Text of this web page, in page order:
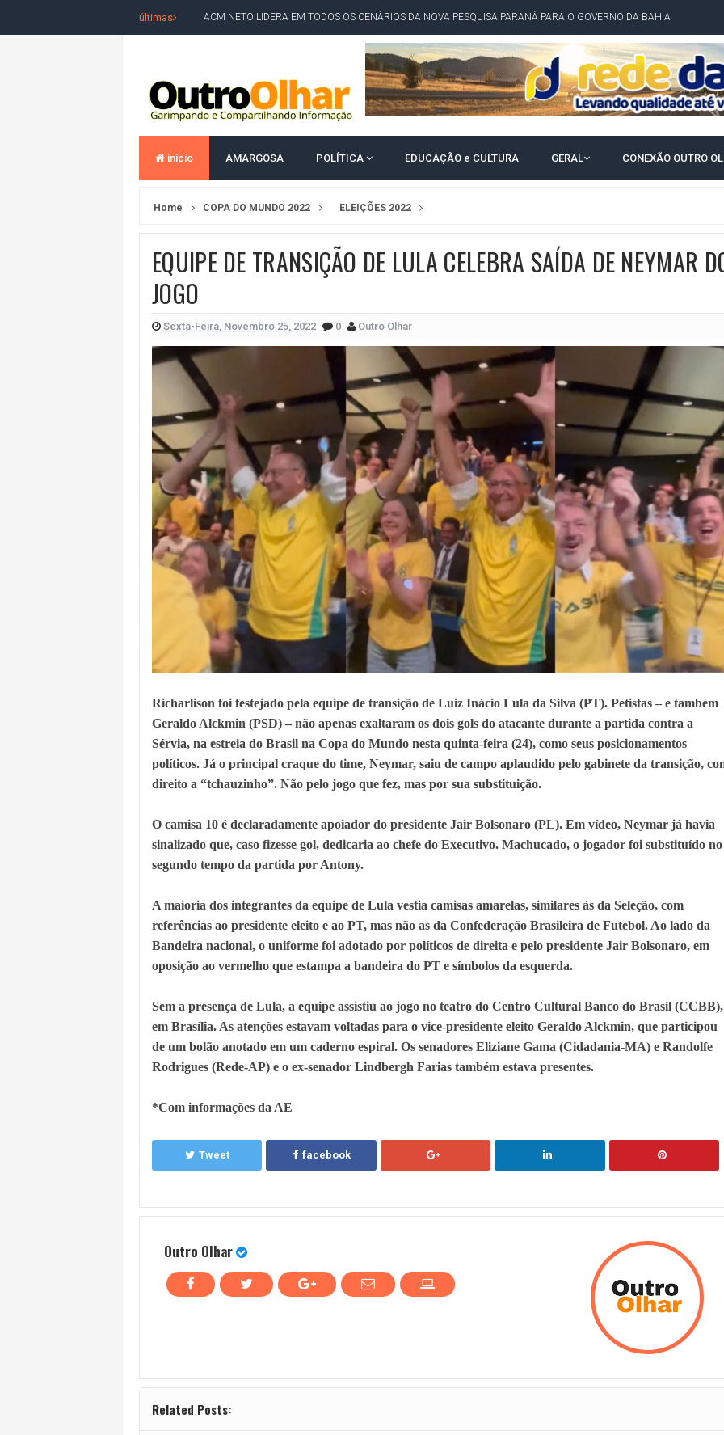
últimas ACM NETO LIDERA EM TODOS OS CENÁRIOS DA NOVA PESQUISA PARANÁ PARA O GOVERNO DA BAHIA
LEVARAM CELULARES: Prefeito e presidente de Câmara são furtados em convenção do PT na Bahia
CONVENÇÃO DO PT MARCA INÍCIO DA CAMPANHA DE JERÔNIMO COM DISCURSO MODERADO DE LULA
REDES SOCIAIS REFLETEM DISPUTA PELO GOVERNO DA BAHIA COM VANTAGEM PARA ACM NETO EM ENQUETES
OUTRO OLHAR SE SOLIDARIZA COM A PRÓ LYGIA E FAMILIARES PELO FALECIMENTO DO SR. CORI
VÍTIMA DE HOMICÍDIO EM SALVADOR, LORAN PRAZERES FOI MORADOR DE AMARGOSA E ESTUDANTE DA UFRB
5. DEUS, SENHOR DO TEMPO E DA INFINITA MISERICÓRDIA
JERÔNIMO LIDERA REJEIÇÃO NA BAHIA COM 40%; ACM NETO TEM 30%, DIZ PESQUISA
MORADOR DENUNCIA OBSTÁCULOS EM CALÇADAS E COBRA MAIS ACESSIBILIDADE EM AMARGOSA
BAHIA TEM 23 CIDADES COM MAIS ELEITORES DO QUE HABITANTES; MUNIZ FERREIRA ESTÁ ENTRE ELAS
VAN ESCOLAR CAI EM RIO, MAS TODAS AS CRIANÇAS RECEBEM ALTA E PASSAM BEM APÓS ACIDENTE EM
LULA E FLÁVIO BOLSONARO EMPATAM TECNICAMENTE NO 2º TURNO, DIZ PESQUISA
BAHIA E CORINTHIANS EMPATAM EM JOGO PEGADO NA ARENA FONTE NOVA
VITÓRIA PERDE PARA O REMO E SE COMPLICA NA TABELA DO BRASILEIRÃO
ELEIÇÕES NA BAHIA: PSOL E REDE OFICIALIZAM CHAPA PURA COM RONALDO MANSUR E MEIRE REIS
BAHIA TEM PIOR DESEMPENHO DO NORDESTE NO ENSINO MÉDIO E LANTERNA NACIONAL NO ENSINO
MILEI CHAMA LULA DE "LADRÃO E CORRUPTO" E ELEVA TENSÃO DIPLOMÁTICA ENTRE BRASIL E ARGENTINA
início AMARGOSA POLÍTICA EDUCAÇÃO e CULTURA GERAL CONEXÃO OUTRO
Home COPA DO MUNDO 2022 ELEIÇÕES 2022
EQUIPE DE TRANSIÇÃO DE LULA CELEBRA SAÍDA DE NEYMAR
JOGO
Sexta-Feira, Novembro 25, 2022 0 Outro Olhar
Richarlison foi festejado pela equipe de transição de Luiz Inácio Lula da Silva (PT). Petistas – e também
Geraldo Alckmin (PSD) – não apenas exaltaram os dois gols do atacante durante a partida contra a
Sérvia, na estreia do Brasil na Copa do Mundo nesta quinta-feira (24), como seus posicionamentos
políticos. Já o principal craque do time, Neymar, saiu de campo aplaudido pelo gabinete da transição,
direito a “tchauzinho”. Não pelo jogo que fez, mas por sua substituição.
O camisa 10 é declaradamente apoiador do presidente Jair Bolsonaro (PL). Em vídeo, Neymar já havia
sinalizado que, caso fizesse gol, dedicaria ao chefe do Executivo. Machucado, o jogador foi substituído no
segundo tempo da partida por Antony.
A maioria dos integrantes da equipe de Lula vestia camisas amarelas, similares às da Seleção, com
referências ao presidente eleito e ao PT, mas não as da Confederação Brasileira de Futebol. Ao lado da
Bandeira nacional, o uniforme foi adotado por políticos de direita e pelo presidente Jair Bolsonaro, em
oposição ao vermelho que estampa a bandeira do PT e símbolos da esquerda.
Sem a presença de Lula, a equipe assistiu ao jogo no teatro do Centro Cultural Banco do Brasil (CCBB),
em Brasília. As atenções estavam voltadas para o vice-presidente eleito Geraldo Alckmin, que participou
de um bolão anotado em um caderno espiral. Os senadores Eliziane Gama (Cidadania-MA) e Randolfe
Rodrigues (Rede-AP) e o ex-senador Lindbergh Farias também estava presentes.
*Com informações da AE
Tweet facebook
Outro Olhar
Related Posts: